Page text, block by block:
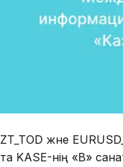
және
KASE-нің «В»